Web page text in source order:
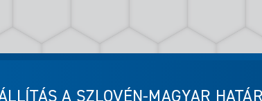
A SZLOVÉN-MAGYAR HATÁR